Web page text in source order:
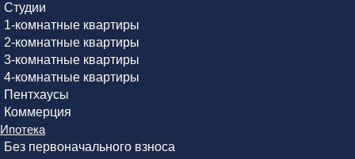
Студии
1-комнатные квартиры
2-комнатные квартиры
3-комнатные квартиры
4-комнатные квартиры
Пентхаусы
Коммерция
Ипотека
Без первоначального взноса